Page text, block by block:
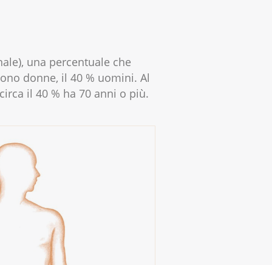
una percentuale che
donne, il 40 % uomini. Al
il 40 % ha 70 anni o più.